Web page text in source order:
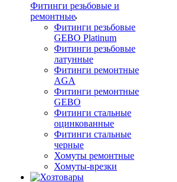
Фитинги резьбовые и
ремонтные
Фитинги резьбовые
GEBO Platinum
Фитинги резьбовые
латунные
Фитинги ремонтные
AGA
Фитинги ремонтные
GEBO
Фитинги стальные
оцинкованные
Фитинги стальные
черные
Хомуты ремонтные
Хомуты-врезки